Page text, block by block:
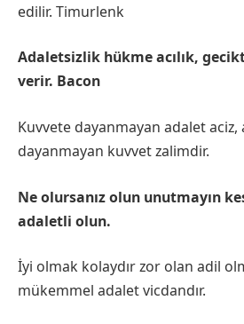
edilir. Timurlenk
Adaletsizlik hükme acılık,
verir. Bacon
Kuvvete dayanmayan adalet aciz,
dayanmayan kuvvet zalimdir.
Ne olursanız olun unutmayın
adaletli olun.
İyi olmak kolaydır zor olan adil
mükemmel adalet vicdandır.